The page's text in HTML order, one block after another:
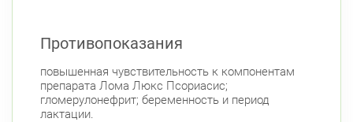
Противопоказания
повышенная чувствительность к компонентам
препарата Лома Люкс Псориасис;
гломерулонефрит; беременность и период
лактации.